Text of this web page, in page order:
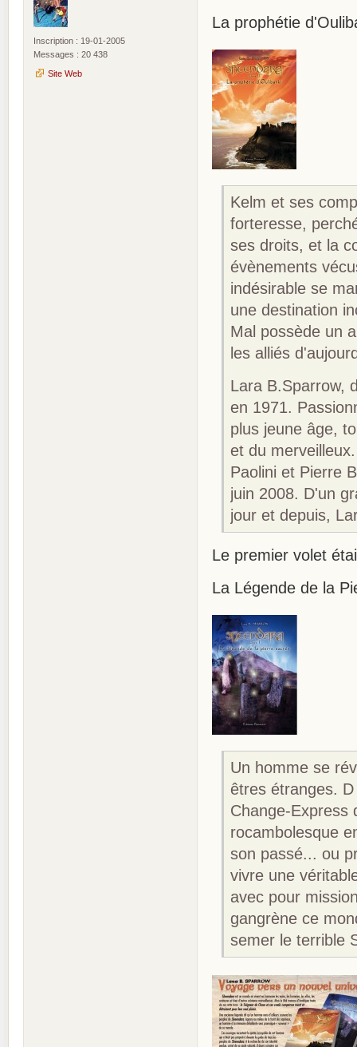
Inscription : 19-01-2005
Messages : 20 438
Site Web
La prophétie
Kelm et ses
forteresse,
ses droits, et la
évènements
indésirable se
une destination
Mal possède un
les alliés
Lara B.Sparrow,
en 1971.
plus jeune âge,
et du
Paolini et Pierre
juin 2008. D'un
jour et depuis,
Le premier volet
La Légende de la
Un homme se
êtres étranges.
Change-Express
rocambolesque
son passé... ou
vivre une
avec pour
gangrène ce
semer le terrible